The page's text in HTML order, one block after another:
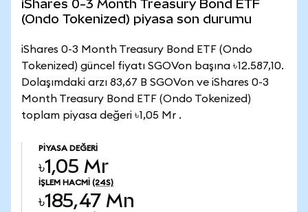
iShares 0-3 Month Treasury Bond ETF
(Ondo Tokenized) piyasa son durumu
iShares 0-3 Month Treasury Bond ETF (Ondo
Tokenized) güncel fiyatı SGOVon başına ৳12.587,10.
Dolaşımdaki arzı 83,67 B SGOVon ve iShares 0-3
Month Treasury Bond ETF (Ondo Tokenized)
toplam piyasa değeri ৳1,05 Mr .
PIYASA DEĞERI
৳1,05 Mr
İŞLEM HACMI (24S)
৳185,47 Mn